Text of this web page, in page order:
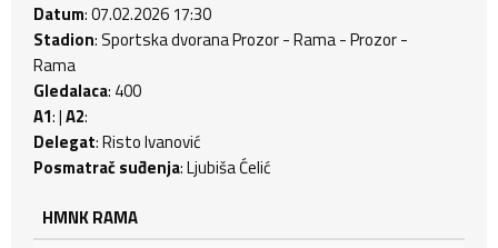
Datum: 07.02.2026 17:30
Stadion: Sportska dvorana Prozor - Rama - Prozor -
Rama
Gledalaca: 400
A1: |A2:
Delegat: Risto Ivanović
Posmatrač suđenja: Ljubiša Ćelić
HMNK RAMA